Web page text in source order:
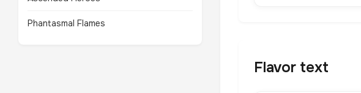
Phantasmal Flames
Flavor text